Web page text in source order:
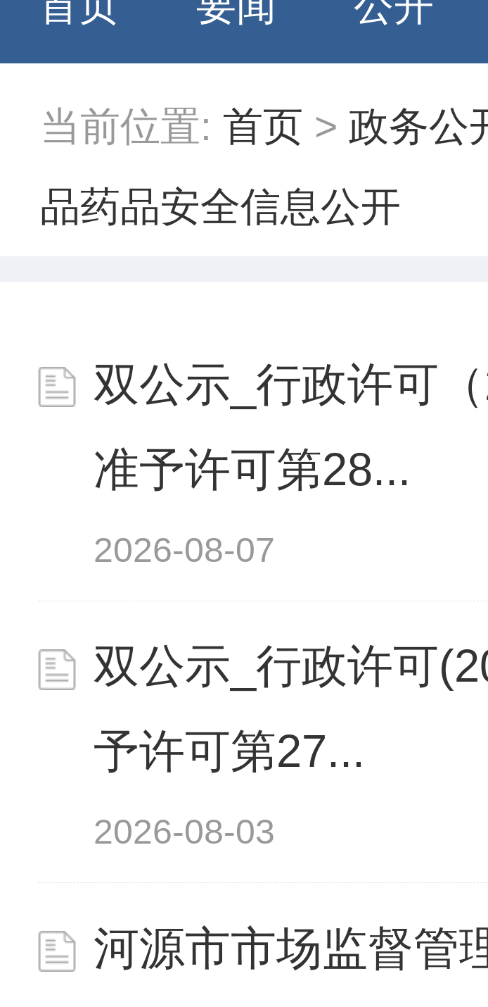
当前位置: 首页 > 政务公
品药品安全信息公开
双公示_行政许可
准予许可第28...
2026-08-07
双公示_行政许可
予许可第27...
2026-08-03
河源市市场监督管